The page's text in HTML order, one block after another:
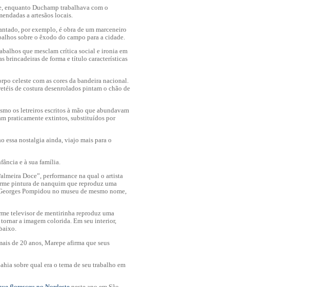
enquanto Duchamp trabalhava com o
a artesãos locais.
por exemplo, é obra de um marceneiro
sobre o êxodo do campo para a cidade.
que mesclam crítica social e ironia em
brincadeiras de forma e título características
celeste com as cores da bandeira nacional.
de costura desenrolados pintam o chão de
os letreiros escritos à mão que abundavam
praticamente extintos, substituídos por
essa nostalgia ainda, viajo mais para o
e à sua família.
Doce”, performance na qual o artista
pintura de nanquim que reproduz uma
Pompidou no museu de mesmo nome,
televisor de mentirinha reproduz uma
a imagem colorida. Em seu interior,
de 20 anos, Marepe afirma que seus
sobre qual era o tema de seu trabalho em